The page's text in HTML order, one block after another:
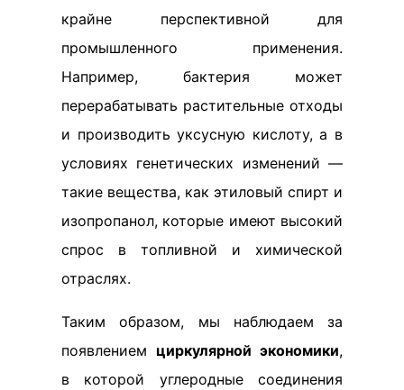
крайне перспективной для
промышленного применения.
Например, бактерия может
перерабатывать растительные отходы
и производить уксусную кислоту, а в
условиях генетических изменений —
такие вещества, как этиловый спирт и
изопропанол, которые имеют высокий
спрос в топливной и химической
отраслях.
Таким образом, мы наблюдаем за
появлением циркулярной экономики,
в которой углеродные соединения